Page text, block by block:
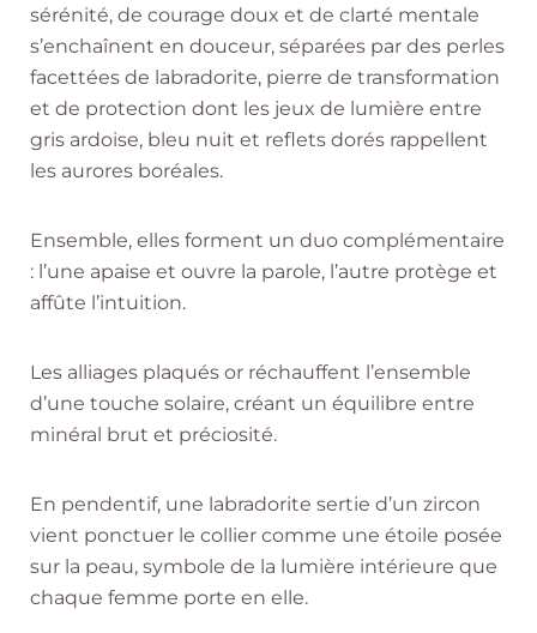
sérénité, de courage doux et de clarté mentale
s’enchaînent en douceur, séparées par des perles
facettées de labradorite, pierre de transformation
et de protection dont les jeux de lumière entre
gris ardoise, bleu nuit et reflets dorés rappellent
les aurores boréales.
Ensemble, elles forment un duo complémentaire
: l’une apaise et ouvre la parole, l’autre protège et
affûte l’intuition.
Les alliages plaqués or réchauffent l’ensemble
d’une touche solaire, créant un équilibre entre
minéral brut et préciosité.
En pendentif, une labradorite sertie d’un zircon
vient ponctuer le collier comme une étoile posée
sur la peau, symbole de la lumière intérieure que
chaque femme porte en elle.